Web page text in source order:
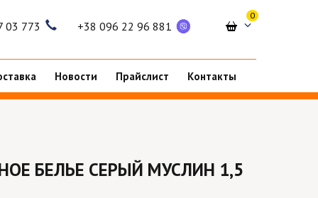
03 773 +38 096 22 96 881
0
Новости Прайслист Контакты
БЕЛЬЕ СЕРЫЙ МУСЛИН 1,5